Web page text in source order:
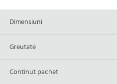
Dimensiuni
Greutate
Continut pachet